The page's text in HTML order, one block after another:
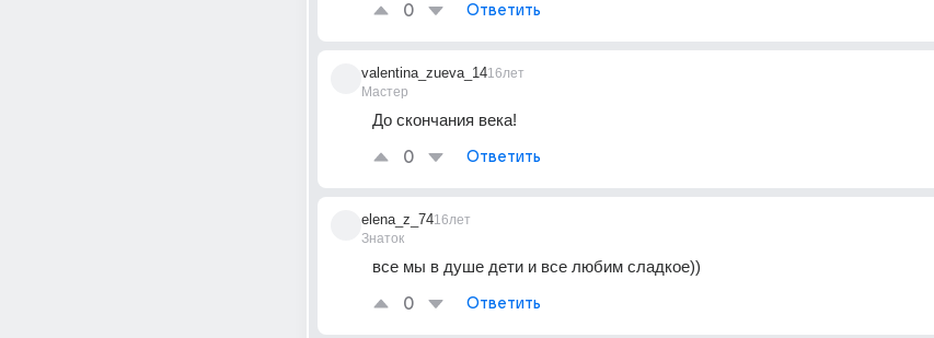
0 Ответить
valentina_zueva_14
Мастер
16лет
До скончания века!
0 Ответить
elena_z_74
Знаток
16лет
все мы в душе дети и все любим сладкое))
0 Ответить